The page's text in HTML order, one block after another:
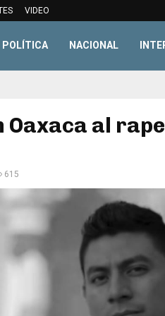
VIDEO
POLÍTICA NACIONAL
Oaxaca al
615